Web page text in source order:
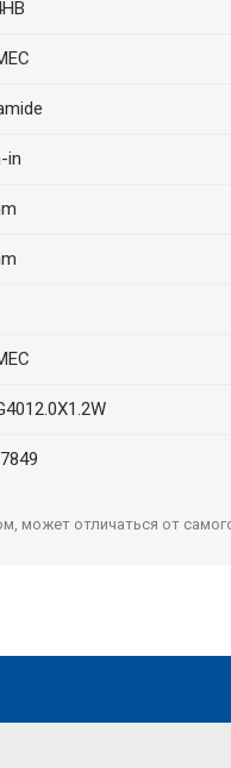
in
может отличаться от